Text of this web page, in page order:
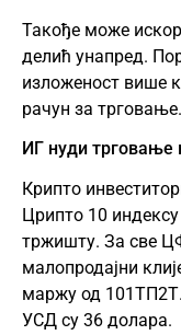
Такође може
делић унапред.
изложеност више
рачун за трговање.
ИГ нуди трговање
Крипто
Црипто 10
тржишту. За све
малопродајни
маржу од
УСД су 36 долара.